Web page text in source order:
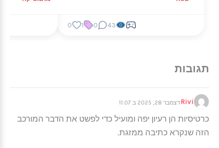
43
0
1
0
Riviדצמבר 28, 2025 ב 11:07
כרטיסיות הן רעיון יפה ומועיל כדי לפשט את הדבר המורכב
הזה שנקרא כתיבה ממזגת.